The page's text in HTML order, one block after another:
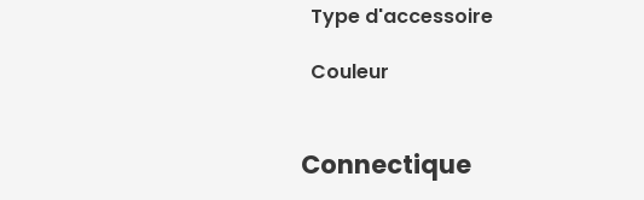
Type d'accessoire
Couleur
Connectique